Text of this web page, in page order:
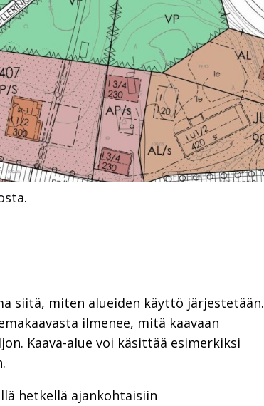
siitä, miten alueiden käyttö järjestetään.
ilmenee, mitä kaavaan
Kaava-alue voi käsittää esimerkiksi
hetkellä ajankohtaisiin